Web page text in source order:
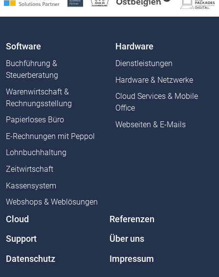
Software
Buchführung &
Steuerberatung
Warenwirtschaft &
Rechnungsstellung
Papierloses Büro
E-Rechnungen mit Peppol
Lohnbuchhaltung
Zeitwirtschaft
Kassensystem
Webshops & Weblösungen
Hardware
Dienstleistungen
Hardware & Netzwerke
Cloud Services & Mobile
Office
Webseiten & E-Mails
Cloud Referenzen
Support Über uns
Datenschutz Impressum